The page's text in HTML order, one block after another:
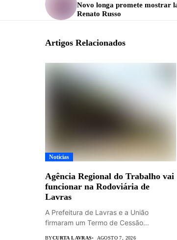
Novo longa promete mostrar
Renato Russo
Artigos Relacionados
Notícias
Agência Regional do Trabalho vai
funcionar na Rodoviária de
Lavras
A Prefeitura de Lavras e a União
firmaram um Termo de Cessão...
BYCURTA LAVRAS AGOSTO 7, 2026